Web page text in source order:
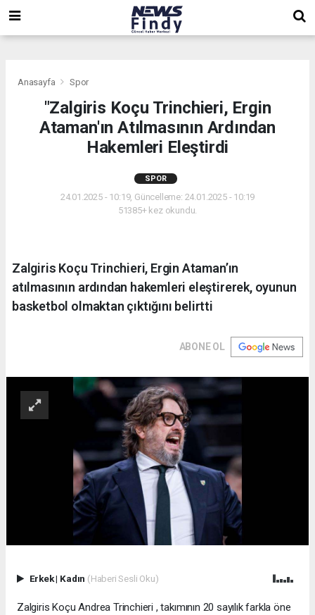
Anasayfa Spor
"Zalgiris Koçu Trinchieri, Ergin
Ataman'ın Atılmasının Ardından
Hakemleri Eleştirdi
SPOR
24.01.2025 - 10:19, Güncelleme: 24.01.2025 - 10:19
51385+ kez okundu.
Zalgiris Koçu Trinchieri, Ergin Ataman’ın
atılmasının ardından hakemleri eleştirerek, oyunun
basketbol olmaktan çıktığını belirtti
ABONE OL
Erkek| Kadın (Haberi Sesli Oku)
Zalgiris Koçu Andrea Trinchieri , takımının 20 sayılık farkla öne